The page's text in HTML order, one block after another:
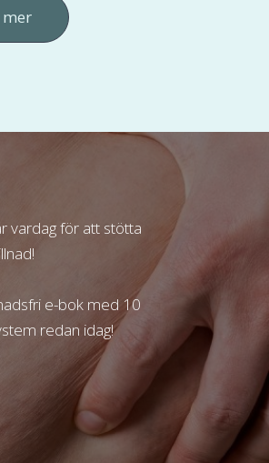
mer
vardag för att stötta
e-bok med 10
redan idag!